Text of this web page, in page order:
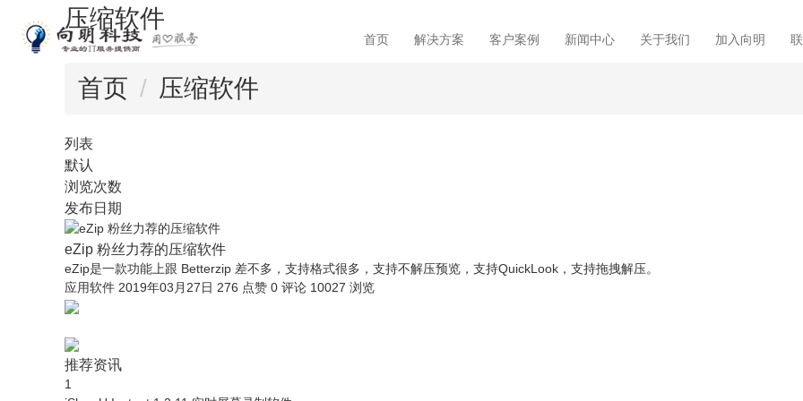
首页 解决方案 客户案例 新闻中心 关于我们 加入向明
压缩软件
首页 压缩软件
列表
默认
浏览次数
发布日期
eZip 粉丝力荐的压缩软件
eZip是一款功能上跟 Betterzip 差不多，支持格式很多，支持不解压预览，支持QuickLook，支持拖拽解压。
应用软件 2019年03月27日 276 点赞 0 评论 10027 浏览
推荐资讯
1